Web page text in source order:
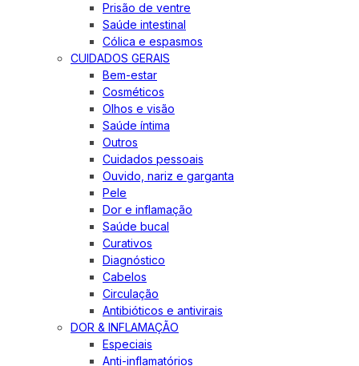
Prisão de ventre
Saúde intestinal
Cólica e espasmos
CUIDADOS GERAIS
Bem-estar
Cosméticos
Olhos e visão
Saúde íntima
Outros
Cuidados pessoais
Ouvido, nariz e garganta
Pele
Dor e inflamação
Saúde bucal
Curativos
Diagnóstico
Cabelos
Circulação
Antibióticos e antivirais
DOR & INFLAMAÇÃO
Especiais
Anti-inflamatórios